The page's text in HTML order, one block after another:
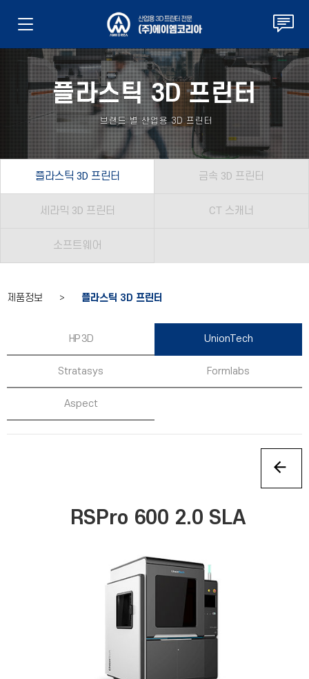
플라스틱 3D 프린터
브랜드 별 산업용 3D 프린터
플라스틱 3D 프린터 금속 3D 프린터
세라믹 3D 프린터 CT 스캐너
소프트웨어
제품정보 > 플라스틱 3D 프린터
HP 3D UnionTech
Stratasys Formlabs
Aspect
RSPro 600 2.0 SLA